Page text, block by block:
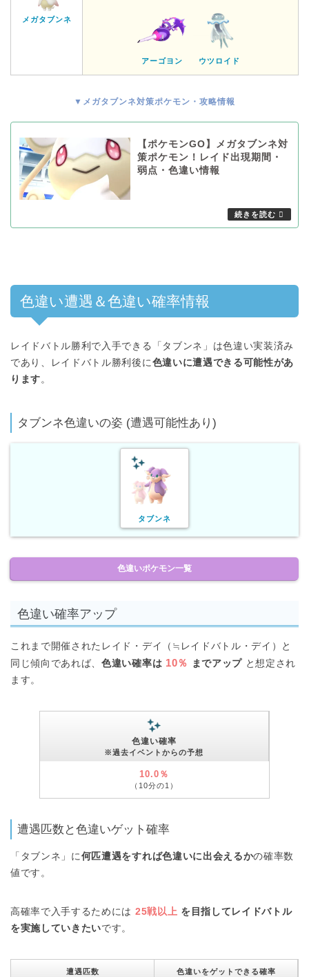
メガタブンネ
アーゴヨン ウツロイド
▼メガタブンネ対策ポケモン・攻略情報
【ポケモンGO】メガタブンネ対
策ポケモン！レイド出現期間・
弱点・色違い情報
色違い遭遇＆色違い確率情報
レイドバトル勝利で入手できる「タブンネ」は色違い実装済み
であり、レイドバトル勝利後に色違いに遭遇できる可能性があ
ります。
タブンネ色違いの姿 (遭遇可能性あり)
タブンネ
色違いポケモン一覧
色違い確率アップ
これまで開催されたレイド・デイ（≒レイドバトル・デイ）と
同じ傾向であれば、色違い確率は 10％ までアップ と想定され
ます。
色違い確率
※過去イベントからの予想
10.0％
（10分の1）
遭遇匹数と色違いゲット確率
「タブンネ」に何匹遭遇をすれば色違いに出会えるかの確率数
値です。
高確率で入手するためには 25戦以上 を目指してレイドバトル
を実施していきたいです。
遭遇匹数 色違いをゲットできる確率